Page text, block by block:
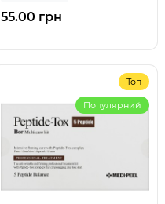
55.00 грн
Топ
Популярний